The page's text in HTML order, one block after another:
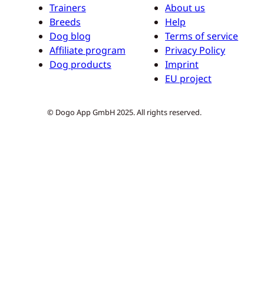
Trainers
Breeds
Dog blog
Affiliate program
Dog products
About us
Help
Terms of service
Privacy Policy
Imprint
EU project
© Dogo App GmbH 2025. All rights reserved.